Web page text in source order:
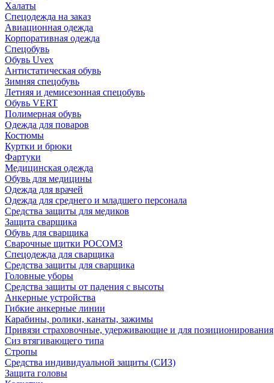
Халаты
Спецодежда на заказ
Авиационная одежда
Корпоративная одежда
Спецобувь
Обувь Uvex
Антистатическая обувь
Зимняя спецобувь
Летняя и демисезонная спецобувь
Обувь VERT
Полимерная обувь
Одежда для поваров
Костюмы
Куртки и брюки
Фартуки
Медицинская одежда
Обувь для медицины
Одежда для врачей
Одежда для среднего и младшего персонала
Средства защиты для медиков
Защита сварщика
Обувь для сварщика
Сварочные щитки РОСОМЗ
Спецодежда для сварщика
Средства защиты для сварщика
Головные уборы
Средства защиты от падения с высоты
Анкерные устройства
Гибкие анкерные линии
Карабины, ролики, канаты, зажимы
Привязи страховочные, удерживающие и для позиционирования
Сиз втягивающего типа
Стропы
Средства индивидуальной защиты (СИЗ)
Защита головы